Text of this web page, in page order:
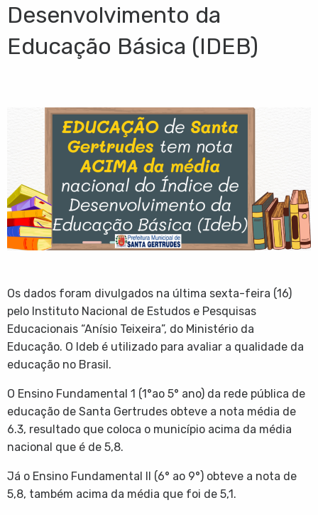
Desenvolvimento da
Educação Básica (IDEB)
Os dados foram divulgados na última sexta-feira (16)
pelo Instituto Nacional de Estudos e Pesquisas
Educacionais “Anísio Teixeira”, do Ministério da
Educação. O Ideb é utilizado para avaliar a qualidade da
educação no Brasil.
O Ensino Fundamental 1 (1°ao 5° ano) da rede pública de
educação de Santa Gertrudes obteve a nota média de
6.3, resultado que coloca o município acima da média
nacional que é de 5,8.
Já o Ensino Fundamental II (6° ao 9°) obteve a nota de
5,8, também acima da média que foi de 5,1.